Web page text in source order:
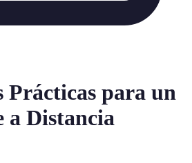
Prácticas para un
a Distancia